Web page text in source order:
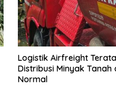
Logistik Airfreight
Distribusi Minyak Tanah
Normal